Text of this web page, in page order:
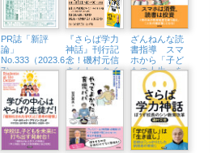
PR誌「新評
論」
No.333（2023.6・
7）
『さらば学力
神話』刊行記
念！磯村元信
さんトークイ
ベント （7/1
㈯、八王子市
生涯学習セン
ター）
ざんねんな読
書指導 スマ
ホから「子ど
もの人生」を
守った物語